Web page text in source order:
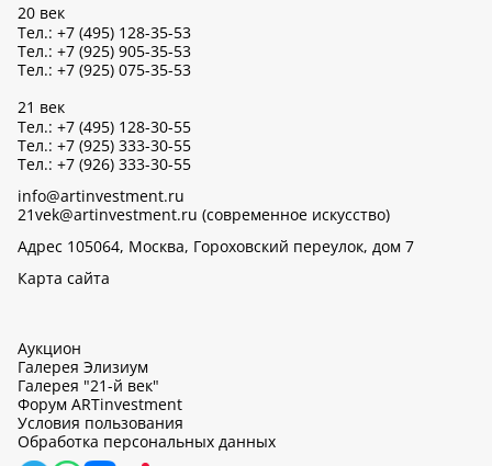
20 век
Тел.: +7 (495) 128-35-53
Тел.: +7 (925) 905-35-53
Тел.: +7 (925) 075-35-53
21 век
Тел.: +7 (495) 128-30-55
Тел.: +7 (925) 333-30-55
Тел.: +7 (926) 333-30-55
info@artinvestment.ru
21vek@artinvestment.ru (современное искусство)
Адрес 105064, Москва, Гороховский переулок, дом 7
Карта сайта
Аукцион
Галерея Элизиум
Галерея "21-й век"
Форум ARTinvestment
Условия пользования
Обработка персональных данных